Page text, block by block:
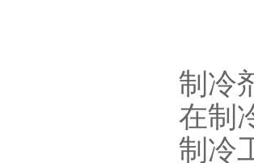
制冷
在制
制冷